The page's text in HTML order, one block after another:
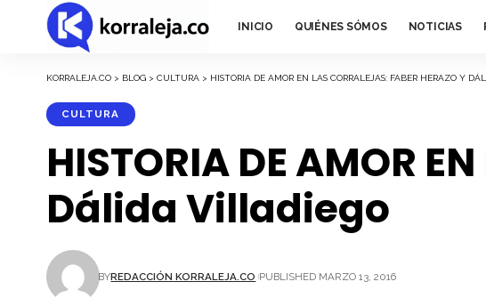
INICIO QUIÉNES SÓMOS NOTICIAS
KORRALEJA.CO > BLOG > CULTURA > HISTORIA DE AMOR EN LAS CORRALEJAS: FABER HERAZO Y
CULTURA
HISTORIA DE AMOR
Dálida Villadiego
BYREDACCIÓN KORRALEJA.CO PUBLISHED MARZO 13, 2016